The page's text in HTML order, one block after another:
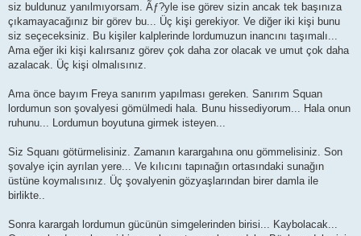
siz buldunuz yanılmıyorsam. Ãƒ?yle ise görev sizin ancak tek başınıza
çıkamayacağınız bir görev bu... Üç kişi gerekiyor. Ve diğer iki kişi bunu
siz seçeceksiniz. Bu kişiler kalplerinde lordumuzun inancını taşımalı...
Ama eğer iki kişi kalırsanız görev çok daha zor olacak ve umut çok daha
azalacak. Üç kişi olmalısınız.
Ama önce bayım Freya sanırım yapılması gereken. Sanırım Squan
lordumun son şovalyesi gömülmedi hala. Bunu hissediyorum... Hala onun
ruhunu... Lordumun boyutuna girmek isteyen...
Siz Squanı götürmelisiniz. Zamanın karargahına onu gömmelisiniz. Son
şovalye için ayrılan yere... Ve kılıcını tapınağın ortasındaki sunağın
üstüne koymalısınız. Üç şovalyenin gözyaşlarından birer damla ile
birlikte..
Sonra karargah lordumun gücünün simgelerinden birisi... Kaybolacak...